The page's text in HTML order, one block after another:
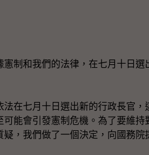
和我們的法律，在七月十日選
七月十日選出新的行政長官，
可能會引發憲制危機。為了要維
疑，我們做了一個決定，向國務